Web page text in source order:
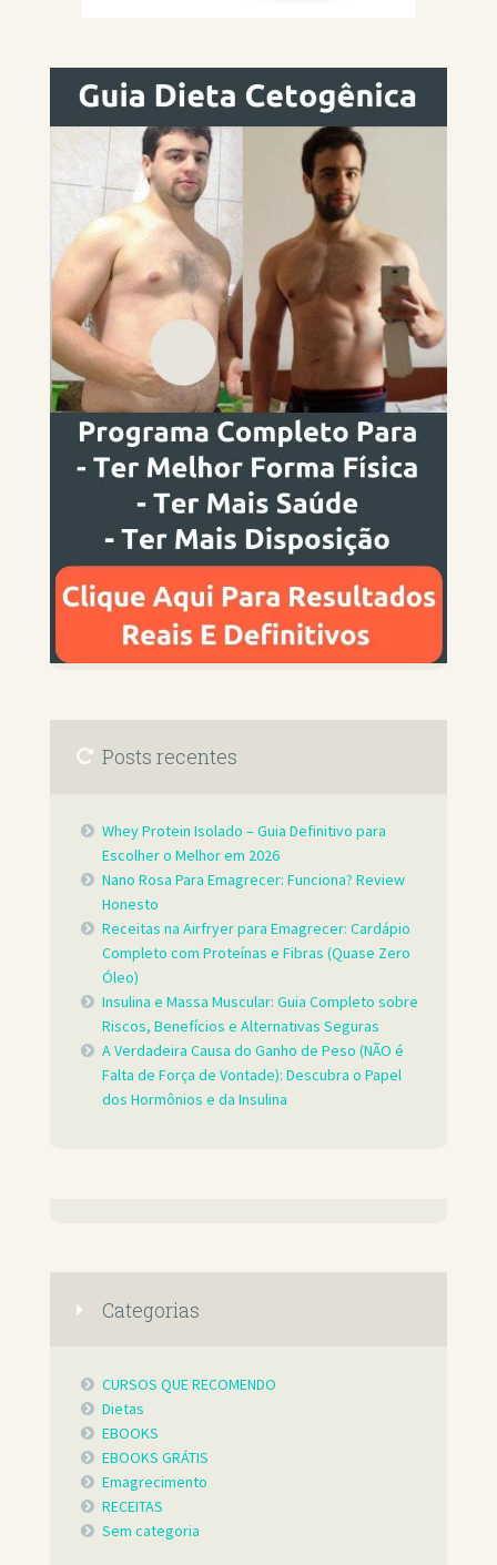
Posts recentes
Whey Protein Isolado – Guia Definitivo para
Escolher o Melhor em 2026
Nano Rosa Para Emagrecer: Funciona? Review
Honesto
Receitas na Airfryer para Emagrecer: Cardápio
Completo com Proteínas e Fibras (Quase Zero
Óleo)
Insulina e Massa Muscular: Guia Completo sobre
Riscos, Benefícios e Alternativas Seguras
A Verdadeira Causa do Ganho de Peso (NÃO é
Falta de Força de Vontade): Descubra o Papel
dos Hormônios e da Insulina
Categorias
CURSOS QUE RECOMENDO
Dietas
EBOOKS
EBOOKS GRÁTIS
Emagrecimento
RECEITAS
Sem categoria